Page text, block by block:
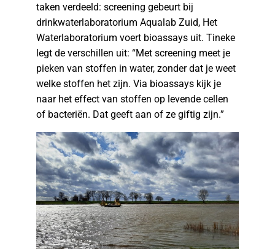
taken verdeeld: screening gebeurt bij
drinkwaterlaboratorium Aqualab Zuid, Het
Waterlaboratorium voert bioassays uit. Tineke
legt de verschillen uit: “Met screening meet je
pieken van stoffen in water, zonder dat je weet
welke stoffen het zijn. Via bioassays kijk je
naar het effect van stoffen op levende cellen
of bacteriën. Dat geeft aan of ze giftig zijn.”